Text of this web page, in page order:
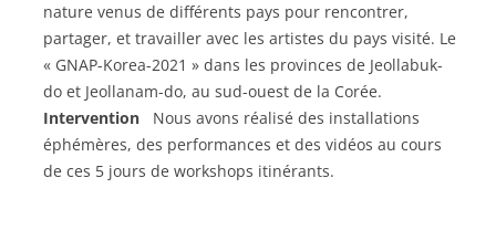
nature venus de différents pays pour rencontrer,
partager, et travailler avec les artistes du pays visité. Le
« GNAP-Korea-2021 » dans les provinces de Jeollabuk-
do et Jeollanam-do, au sud-ouest de la Corée.
Intervention Nous avons réalisé des installations
éphémères, des performances et des vidéos au cours
de ces 5 jours de workshops itinérants.